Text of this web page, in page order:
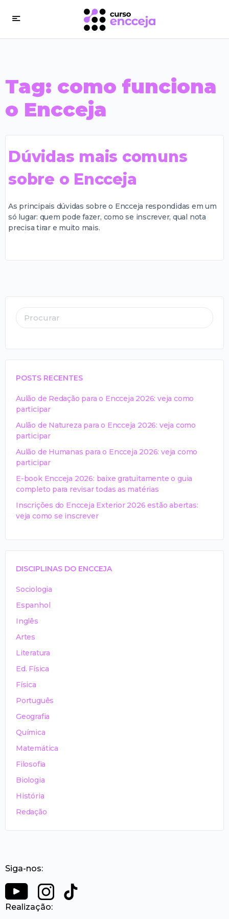
Tag: como funciona
o Encceja
Dúvidas mais comuns
sobre o Encceja
As principais dúvidas sobre o Encceja respondidas em um
só lugar: quem pode fazer, como se inscrever, qual nota
precisa tirar e muito mais.
POSTS RECENTES
Aulão de Redação para o Encceja 2026: veja como
participar
Aulão de Natureza para o Encceja 2026: veja como
participar
Aulão de Humanas para o Encceja 2026: veja como
participar
E-book Encceja 2026: baixe gratuitamente o guia
completo para revisar todas as matérias
Inscrições do Encceja Exterior 2026 estão abertas:
veja como se inscrever
DISCIPLINAS DO ENCCEJA
Sociologia
Espanhol
Inglês
Artes
Literatura
Ed. Física
Física
Português
Geografia
Química
Matemática
Filosofia
Biologia
História
Redação
Siga-nos:
Realização: